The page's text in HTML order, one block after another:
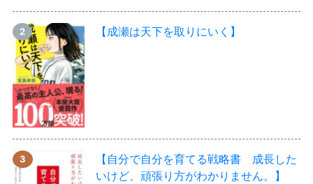
【成瀬は天下を取りにいく】
【自分で自分を育てる戦略書 成長した
いけど、頑張り方がわかりません。】